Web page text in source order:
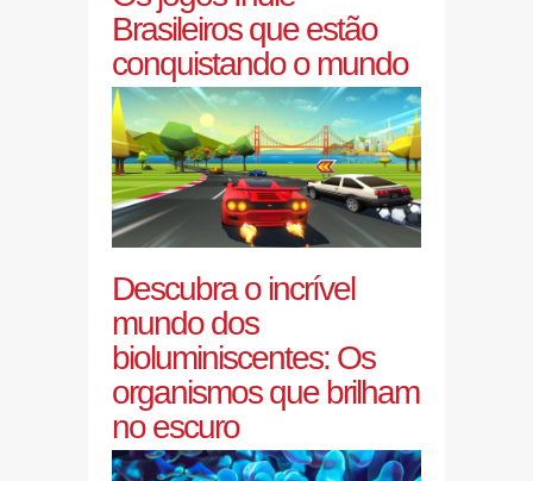
Brasileiros que estão
conquistando o mundo
Descubra o incrível
mundo dos
bioluminiscentes: Os
organismos que brilham
no escuro